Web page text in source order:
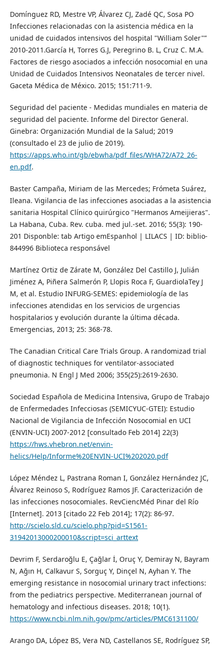
Domínguez RD, Mestre VP, Álvarez CJ, Zadé QC, Sosa PO
Infecciones relacionadas con la asistencia médica en la
unidad de cuidados intensivos del hospital "William Soler"”
2010-2011.García H, Torres G.J, Peregrino B. L, Cruz C. M.A.
Factores de riesgo asociados a infección nosocomial en una
Unidad de Cuidados Intensivos Neonatales de tercer nivel.
Gaceta Médica de México. 2015; 151:711-9.
Seguridad del paciente - Medidas mundiales en materia de
seguridad del paciente. Informe del Director General.
Ginebra: Organización Mundial de la Salud; 2019
(consultado el 23 de julio de 2019).
https://apps.who.int/gb/ebwha/pdf_files/WHA72/A72_26-
en.pdf.
Baster Campaña, Miriam de las Mercedes; Frómeta Suárez,
Ileana. Vigilancia de las infecciones asociadas a la asistencia
sanitaria Hospital Clínico quirúrgico "Hermanos Ameijieras".
La Habana, Cuba. Rev. cuba. med jul.-set. 2016; 55(3): 190-
201 Disponble: tab Artigo emEspanhol | LILACS | ID: biblio-
844996 Biblioteca responsável
Martínez Ortiz de Zárate M, González Del Castillo J, Julián
Jiménez A, Piñera Salmerón P, Llopis Roca F, GuardiolaTey J
M, et al. Estudio INFURG-SEMES: epidemiología de las
infecciones atendidas en los servicios de urgencias
hospitalarios y evolución durante la última década.
Emergencias, 2013; 25: 368-78.
The Canadian Critical Care Trials Group. A randomizad trial
of diagnostic techniques for ventilator-associated
pneumonia. N Engl J Med 2006; 355(25):2619-2630.
Sociedad Española de Medicina Intensiva, Grupo de Trabajo
de Enfermedades Infecciosas (SEMICYUC-GTEI): Estudio
Nacional de Vigilancia de Infección Nosocomial en UCI
(ENVIN-UCI) 2007-2012 [consultado Feb 2014] 22(3)
https://hws.vhebron.net/envin-
helics/Help/Informe%20ENVIN-UCI%202020.pdf
López Méndez L, Pastrana Roman I, González Hernández JC,
Álvarez Reinoso S, Rodríguez Ramos JF. Caracterización de
las infecciones nosocomiales. RevCiencMéd Pinar del Río
[Internet]. 2013 [citado 22 Feb 2014]; 17(2): 86-97.
http://scielo.sld.cu/scielo.php?pid=S1561-
31942013000200010&script=sci_arttext
Devrim F, Serdaroğlu E, Çağlar İ, Oruç Y, Demiray N, Bayram
N, Ağın H, Calkavur S, Sorguç Y, Dinçel N, Ayhan Y. The
emerging resistance in nosocomial urinary tract infections:
from the pediatrics perspective. Mediterranean journal of
hematology and infectious diseases. 2018; 10(1).
https://www.ncbi.nlm.nih.gov/pmc/articles/PMC6131100/
Arango DA, López BS, Vera ND, Castellanos SE, Rodríguez SP,